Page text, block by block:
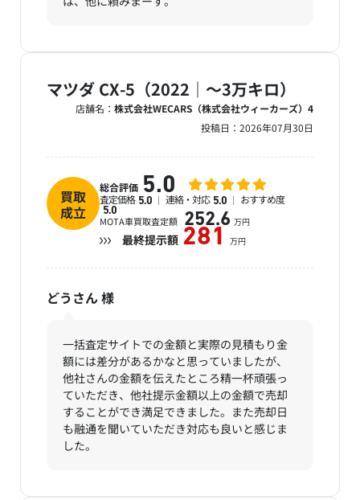
マツダ CX-5（2022｜～3万キロ）
店舗名： 株式会社WECARS（株式会社ウィーカーズ）4
投稿日： 2026年07月30日
買取
成立
総合評価 5.0
査定価格 5.0 連絡・対応 5.0 おすすめ度
5.0
MOTA車買取査定額 252.6 万円
最終提示額 281 万円
どうさん様
一括査定サイトでの金額と実際の見積もり金
額には差分があるかなと思っていましたが、
他社さんの金額を伝えたところ精一杯頑張っ
ていただき、他社提示金額以上の金額で売却
することができ満足できました。また売却日
も融通を聞いていただき対応も良いと感じま
した。